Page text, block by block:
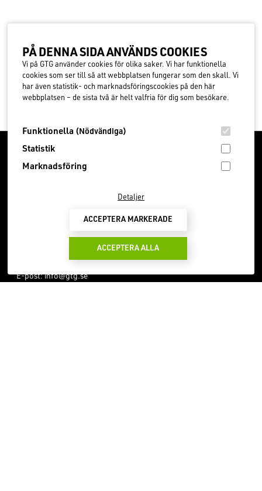
← Till "Nyheter"
FOOTER
Lindholmen Lärcenter
417 56 Göteborg
E-post:info@gtg.se
PÅ DEN­NA SIDA ANVÄNDS COOK­IES
Vi på GTG använder cookies för olika saker. Vi har funktionella
cookies som ser till så att webbplatsen fungerar som den skall. Vi
har även statistik- och marknadsföringscookies på den här
webbplatsen – de sista två är helt valfria för dig som besökare.
Funktionella (Nödvändiga)
Statistik
Marknadsföring
Detaljer
ACCEPTERA MARKERADE
ACCEPTERA ALLA